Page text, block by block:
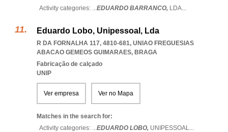
Activity categories: ...EDUARDO BARRANCO, LDA...
Eduardo Lobo, Unipessoal, Lda
R DA FORNALHA 117, 4810-681, UNIAO FREGUESIAS
ABACAO GEMEOS GUIMARAES, BRAGA
Fabricação de calçado
UNIP
Ver empresa Ver no Mapa
Matches in the search for:
Activity categories: ...EDUARDO LOBO, UNIPESSOAL...